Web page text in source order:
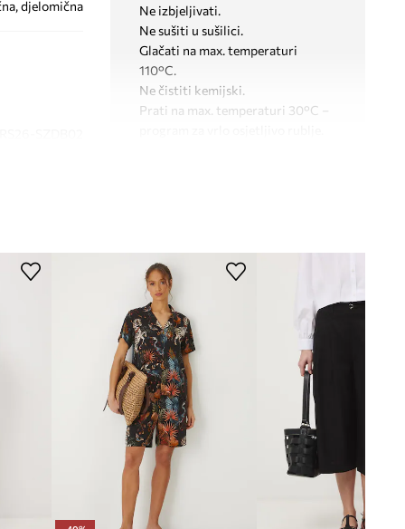
djelomična
Medicine
Ne izbjeljivati.
Ne sušiti u sušilici.
Glačati na max. temperaturi
110°C.
Ne čistiti kemijski.
Prati na max. temperaturi 30°C –
Kroj: regular fit
DIMENZIJE
Unutarnja duljina nogavice
16 cm
Širina nogavica na dnu
34 cm
Dane mjere za veličinu
Širina u struku
Visina struka
Širina u bokovima
Model na fotografiji je visok 181
cm i ima na sebi veličinu S